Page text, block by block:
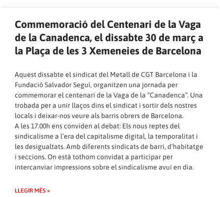
Commemoració del Centenari de la Vaga
de la Canadenca, el dissabte 30 de març a
la Plaça de les 3 Xemeneies de Barcelona
Aquest dissabte el sindicat del Metall de CGT Barcelona i la
Fundació Salvador Seguí, organitzen una jornada per
commemorar el centenari de la Vaga de la “Canadenca”. Una
trobada per a unir llaços dins el sindicat i sortir dels nostres
locals i deixar-nos veure als barris obrers de Barcelona.
A les 17.00h ens conviden al debat: Els nous reptes del
sindicalisme a l’era del capitalisme digital, la temporalitat i
les desigualtats. Amb diferents sindicats de barri, d’habitatge
i seccions. On està tothom convidat a participar per
intercanviar impressions sobre el sindicalisme avui en dia.
LLEGIR MÉS »